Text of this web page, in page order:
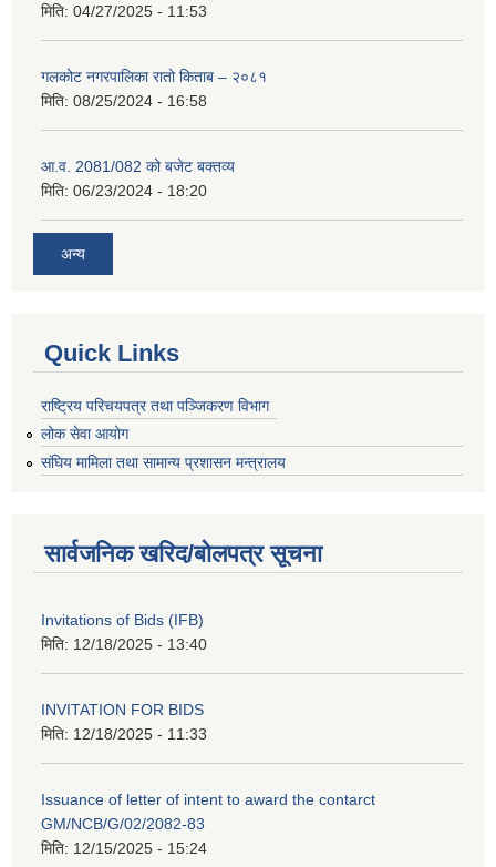
मिति: 04/27/2025 - 11:53
गलकोट नगरपालिका रातो किताब – २०८१
मिति: 08/25/2024 - 16:58
आ.व. 2081/082 को बजेट बक्तव्य
मिति: 06/23/2024 - 18:20
अन्य
Quick Links
राष्ट्रिय परिचयपत्र तथा पञ्जिकरण विभाग
लोक सेवा आयोग
संघिय मामिला तथा सामान्य प्रशासन मन्त्रालय
सार्वजनिक खरिद/बोलपत्र सूचना
Invitations of Bids (IFB)
मिति: 12/18/2025 - 13:40
INVITATION FOR BIDS
मिति: 12/18/2025 - 11:33
Issuance of letter of intent to award the contarct
GM/NCB/G/02/2082-83
मिति: 12/15/2025 - 15:24